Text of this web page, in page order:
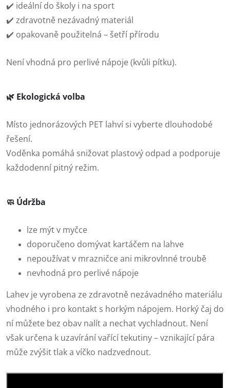
✔️ ideální do školy i na sport
✔️ zdravotně nezávadný materiál
✔️ opakovaně použitelná – šetří přírodu
Není vhodná pro perlivé nápoje (kvůli pítku).
🌿 Ekologická volba
Místo jednorázových PET lahví si vyberte dlouhodobé
řešení.
Voděnka pomáhá snižovat plastový odpad a podporuje
každodenní pitný režim.
🧼 Údržba
lze mýt v myčce
doporučeno domývat kartáčem na lahve
nepoužívat v mrazničce ani mikrovlnné troubě
nevhodná pro perlivé nápoje
Lahev je vyrobena ze zdravotně nezávadného materiálu
vhodného i pro kontakt s horkým nápojem. Horký čaj do
ní můžete bez obav nalít a nechat vychladnout. Není
však určena k uzavírání vařící tekutiny – vznikající pára
může zvýšit tlak a víčko nadzvednout.